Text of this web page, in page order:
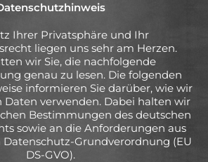
Ihrer Privatsphäre und Ihr
liegen uns sehr am Herzen.
wir Sie, die nachfolgende
genau zu lesen. Die folgenden
informieren Sie darüber, wie wir
Daten verwenden. Dabei halten wir
Bestimmungen des deutschen
sowie an die Anforderungen aus
Datenschutz-Grundverordnung (EU
DS-GVO).